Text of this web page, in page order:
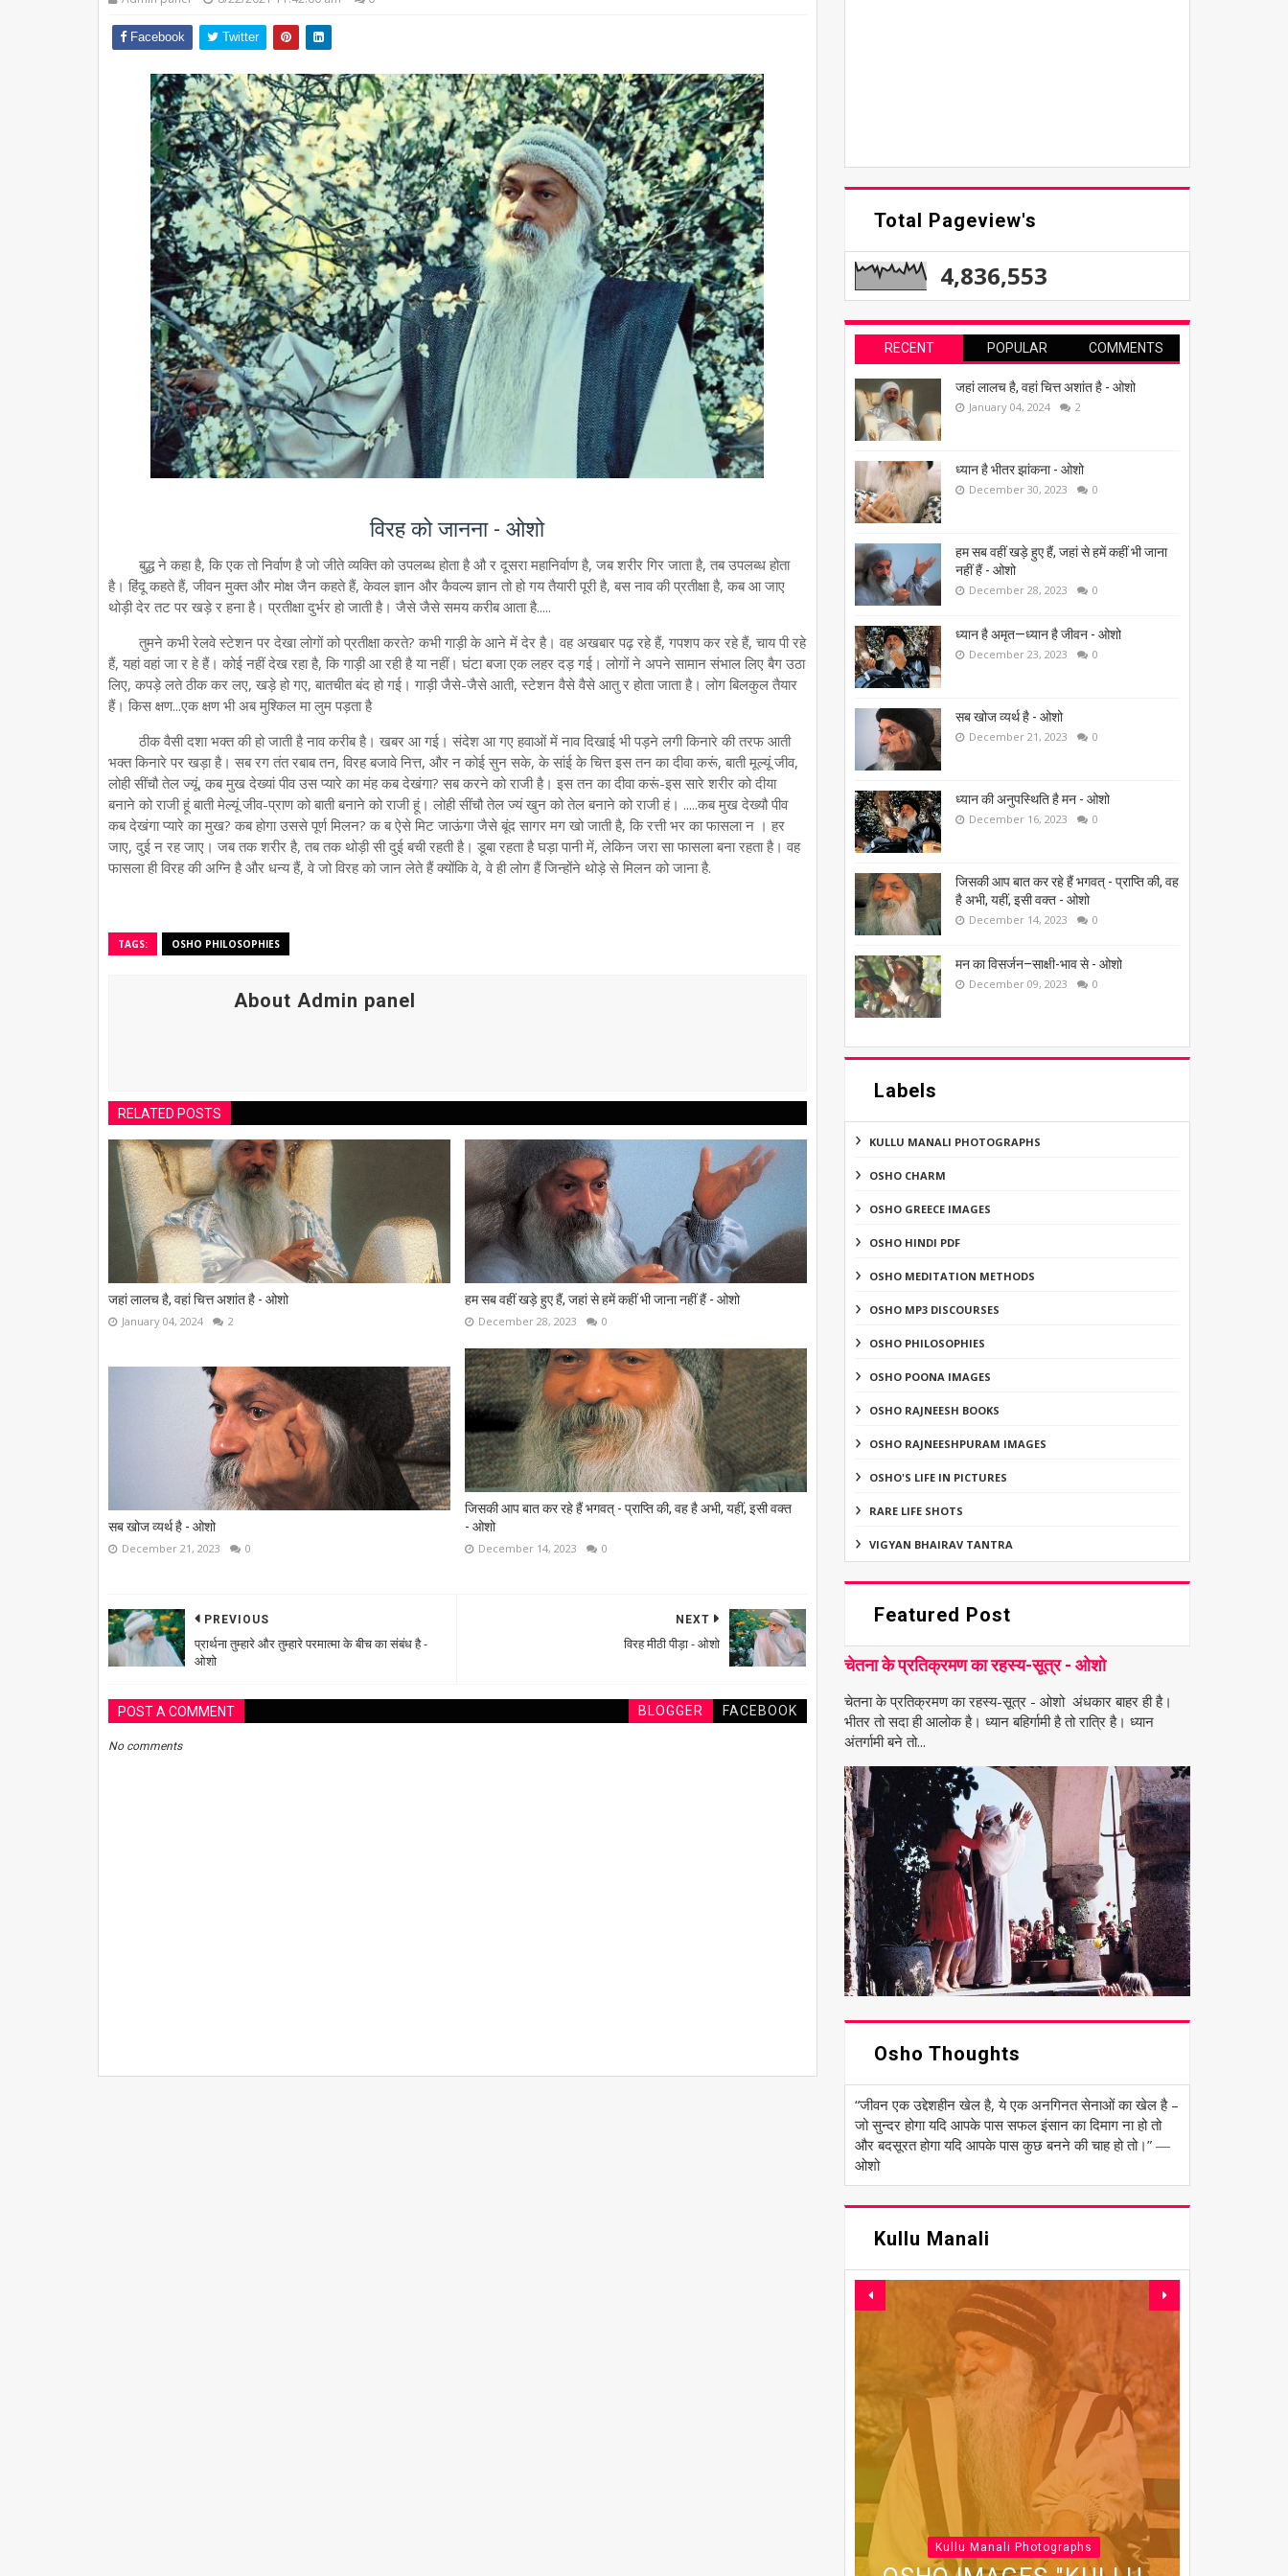
Facebook Twitter
विरह को जानना - ओशो
बुद्ध ने कहा है, कि एक तो निर्वाण है जो जीते व्यक्ति को उपलब्ध होता है औ र दूसरा महानिर्वाण है, जब शरीर गिर जाता है, तब उपलब्ध होता
है। हिंदू कहते हैं, जीवन मुक्त और मोक्ष जैन कहते हैं, केवल ज्ञान और कैवल्य ज्ञान तो हो गय तैयारी पूरी है, बस नाव की प्रतीक्षा है, कब आ जाए
थोड़ी देर तट पर खड़े र हना है। प्रतीक्षा दुर्भर हो जाती है। जैसे जैसे समय करीब आता है.....
तुमने कभी रेलवे स्टेशन पर देखा लोगों को प्रतीक्षा करते? कभी गाड़ी के आने में देर है। वह अखबार पढ़ रहे हैं, गपशप कर रहे हैं, चाय पी रहे
हैं, यहां वहां जा र हे हैं। कोई नहीं देख रहा है, कि गाड़ी आ रही है या नहीं। घंटा बजा एक लहर दड़ गई। लोगों ने अपने सामान संभाल लिए बैग उठा
लिए, कपड़े लते ठीक कर लए, खड़े हो गए, बातचीत बंद हो गई। गाड़ी जैसे-जैसे आती, स्टेशन वैसे वैसे आतु र होता जाता है। लोग बिलकुल तैयार
हैं। किस क्षण...एक क्षण भी अब मुश्किल मा लुम पड़ता है
ठीक वैसी दशा भक्त की हो जाती है नाव करीब है। खबर आ गई। संदेश आ गए हवाओं में नाव दिखाई भी पड़ने लगी किनारे की तरफ आती
भक्त किनारे पर खड़ा है। सब रग तंत रबाब तन, विरह बजावे नित्त, और न कोई सुन सके, के सांई के चित्त इस तन का दीवा करूं, बाती मूल्यूं जीव,
लोही सींचौ तेल ज्यूं, कब मुख देख्यां पीव उस प्यारे का मंह कब देखंगा? सब करने को राजी है। इस तन का दीवा करूं-इस सारे शरीर को दीया
बनाने को राजी हूं बाती मेल्यूं जीव-प्राण को बाती बनाने को राजी हूं। लोही सींचौ तेल ज्यं खुन को तेल बनाने को राजी हं। .....कब मुख देख्यौ पीव
कब देखंगा प्यारे का मुख? कब होगा उससे पूर्ण मिलन? क ब ऐसे मिट जाऊंगा जैसे बूंद सागर मग खो जाती है, कि रत्ती भर का फासला न । हर
जाए, दुई न रह जाए। जब तक शरीर है, तब तक थोड़ी सी दुई बची रहती है। डूबा रहता है घड़ा पानी में, लेकिन जरा सा फासला बना रहता है। वह
फासला ही विरह की अग्नि है और धन्य हैं, वे जो विरह को जान लेते हैं क्योंकि वे, वे ही लोग हैं जिन्होंने थोड़े से मिलन को जाना है.
TAGS: OSHO PHILOSOPHIES
About Admin panel
RELATED POSTS
जहां लालच है, वहां चित्त अशांत है - ओशो
January 04, 2024 2
हम सब वहीं खड़े हुए हैं, जहां से हमें कहीं भी जाना नहीं हैं - ओशो
December 28, 2023 0
सब खोज व्यर्थ है - ओशो
December 21, 2023 0
जिसकी आप बात कर रहे हैं भगवत् - प्राप्ति की, वह है अभी, यहीं, इसी वक्त
- ओशो
December 14, 2023 0
NEXT
विरह मीठी पीड़ा - ओशो
PREVIOUS
प्रार्थना तुम्हारे और तुम्हारे परमात्मा के बीच का संबंध है -
ओशो
POST A COMMENT BLOGGER FACEBOOK
No comments
Total Pageview's
4,836,553
RECENT POPULAR COMMENTS
जहां लालच है, वहां चित्त अशांत है - ओशो
January 04, 2024 2
ध्यान है भीतर झांकना - ओशो
December 30, 2023 0
हम सब वहीं खड़े हुए हैं, जहां से हमें कहीं भी जाना
नहीं हैं - ओशो
December 28, 2023 0
ध्यान है अमृत—ध्यान है जीवन - ओशो
December 23, 2023 0
सब खोज व्यर्थ है - ओशो
December 21, 2023 0
ध्यान की अनुपस्थिति है मन - ओशो
December 16, 2023 0
जिसकी आप बात कर रहे हैं भगवत् - प्राप्ति की, वह
है अभी, यहीं, इसी वक्त - ओशो
December 14, 2023 0
मन का विसर्जन–साक्षी-भाव से - ओशो
December 09, 2023 0
Labels
KULLU MANALI PHOTOGRAPHS
OSHO CHARM
OSHO GREECE IMAGES
OSHO HINDI PDF
OSHO MEDITATION METHODS
OSHO MP3 DISCOURSES
OSHO PHILOSOPHIES
OSHO POONA IMAGES
OSHO RAJNEESH BOOKS
OSHO RAJNEESHPURAM IMAGES
OSHO'S LIFE IN PICTURES
RARE LIFE SHOTS
VIGYAN BHAIRAV TANTRA
Featured Post
चेतना के प्रतिक्रमण का रहस्य-सूत्र - ओशो
चेतना के प्रतिक्रमण का रहस्य-सूत्र - ओशो अंधकार बाहर ही है।
भीतर तो सदा ही आलोक है। ध्यान बहिर्गामी है तो रात्रि है। ध्यान
अंतर्गामी बने तो...
Osho Thoughts
“जीवन एक उद्देशहीन खेल है, ये एक अनगिनत सेनाओं का खेल है –
जो सुन्दर होगा यदि आपके पास सफल इंसान का दिमाग ना हो तो
और बदसूरत होगा यदि आपके पास कुछ बनने की चाह हो तो।” ―
ओशो
Kullu Manali
Kullu Manali Photographs